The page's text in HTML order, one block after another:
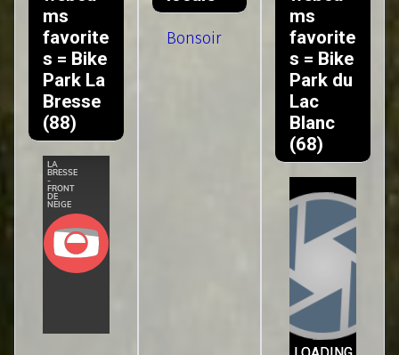
ms
favorite
s = Bike
Park La
Bresse
(88)
Bonsoir
ms
favorite
s = Bike
Park du
Lac
Blanc
(68)